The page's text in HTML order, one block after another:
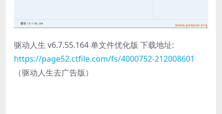
驱动人生 v6.7.55.164 单文件优化版 下载地址:
https://page52.ctfile.com/fs/4000752-212008601
（驱动人生去广告版）